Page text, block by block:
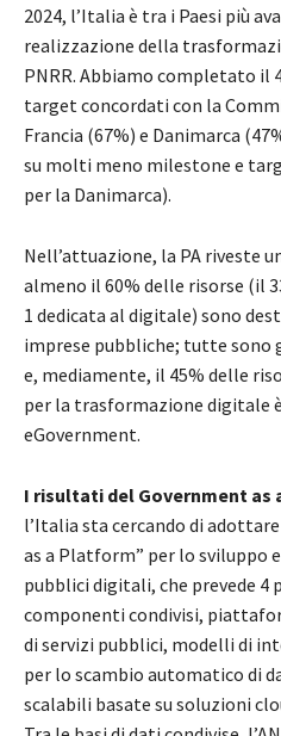
2024, l’Italia è tra i Paesi più
realizzazione della
PNRR. Abbiamo completato il
target concordati con la
Francia (67%) e Danimarca
su molti meno milestone e
per la Danimarca).
Nell’attuazione, la PA riveste
almeno il 60% delle risorse (il
1 dedicata al digitale) sono
imprese pubbliche; tutte sono
e, mediamente, il 45% delle
per la trasformazione digitale
eGovernment.
I risultati del Government as
l’Italia sta cercando di
as a Platform” per lo sviluppo
pubblici digitali, che prevede 4
componenti condivisi,
di servizi pubblici, modelli di
per lo scambio automatico di
scalabili basate su soluzioni